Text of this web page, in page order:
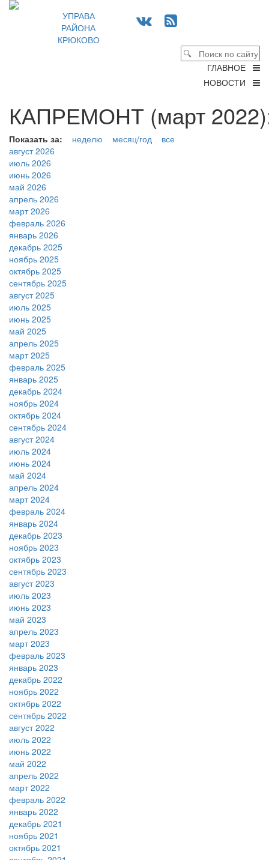
УПРАВА
РАЙОНА
КРЮКОВО
ГЛАВНОЕ
НОВОСТИ
КАПРЕМОНТ (март
Показать за: неделю месяц/год
все
август 2026
июль 2026
июнь 2026
май 2026
апрель 2026
март 2026
февраль 2026
январь 2026
декабрь 2025
ноябрь 2025
октябрь 2025
сентябрь 2025
август 2025
июль 2025
июнь 2025
май 2025
апрель 2025
март 2025
февраль 2025
январь 2025
декабрь 2024
ноябрь 2024
октябрь 2024
сентябрь 2024
август 2024
июль 2024
июнь 2024
май 2024
апрель 2024
март 2024
февраль 2024
январь 2024
декабрь 2023
ноябрь 2023
октябрь 2023
сентябрь 2023
август 2023
июль 2023
июнь 2023
май 2023
апрель 2023
март 2023
февраль 2023
январь 2023
декабрь 2022
ноябрь 2022
октябрь 2022
сентябрь 2022
август 2022
июль 2022
июнь 2022
май 2022
апрель 2022
март 2022
февраль 2022
январь 2022
декабрь 2021
ноябрь 2021
октябрь 2021